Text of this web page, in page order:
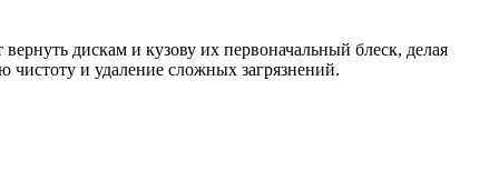
дискам и кузову их первоначальный блеск, делая
и удаление сложных загрязнений.